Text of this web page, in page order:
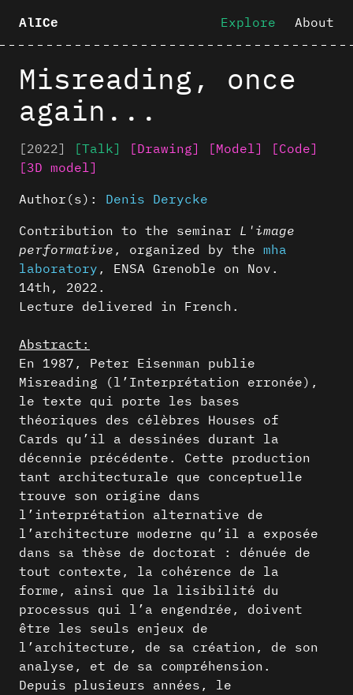
AlICe Explore About
Misreading, once
again...
[2022] [Talk] [Drawing] [Model]
[Code]
[3D model]
Author(s): Denis Derycke
Contribution to the seminar L'image
performative , organized by the mha
laboratory , ENSA Grenoble on Nov.
14th, 2022.
Lecture delivered in French.
Abstract:
En 1987, Peter Eisenman publie
Misreading (l’Interprétation erronée),
le texte qui porte les bases
théoriques des célèbres Houses of
Cards qu’il a dessinées durant la
décennie précédente. Cette production
tant architecturale que conceptuelle
trouve son origine dans
l’interprétation alternative de
l’architecture moderne qu’il a exposée
dans sa thèse de doctorat : dénuée de
tout contexte, la cohérence de la
forme, ainsi que la lisibilité du
processus qui l’a engendrée, doivent
être les seuls enjeux de
l’architecture, de sa création, de son
analyse, et de sa compréhension.
Depuis plusieurs années, le